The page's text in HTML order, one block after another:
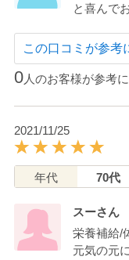
と喜んで
この口コミが参考
0人のお客様が参考
2021/11/25
年代 70代
スーさん
栄養補給/
元気の元